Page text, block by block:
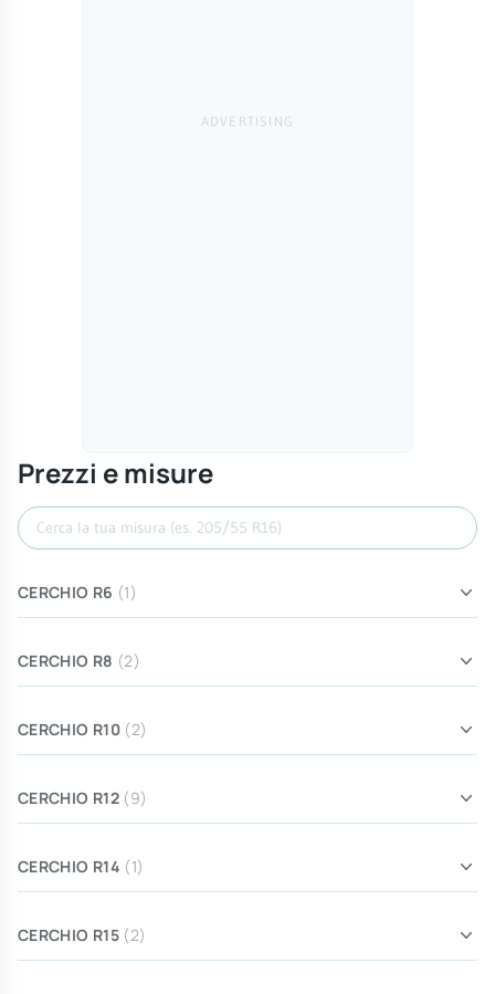
Prezzi e misure
Cerca misura
CERCHIO R6 (1)
CERCHIO R8 (2)
CERCHIO R10 (2)
CERCHIO R12 (9)
CERCHIO R14 (1)
CERCHIO R15 (2)